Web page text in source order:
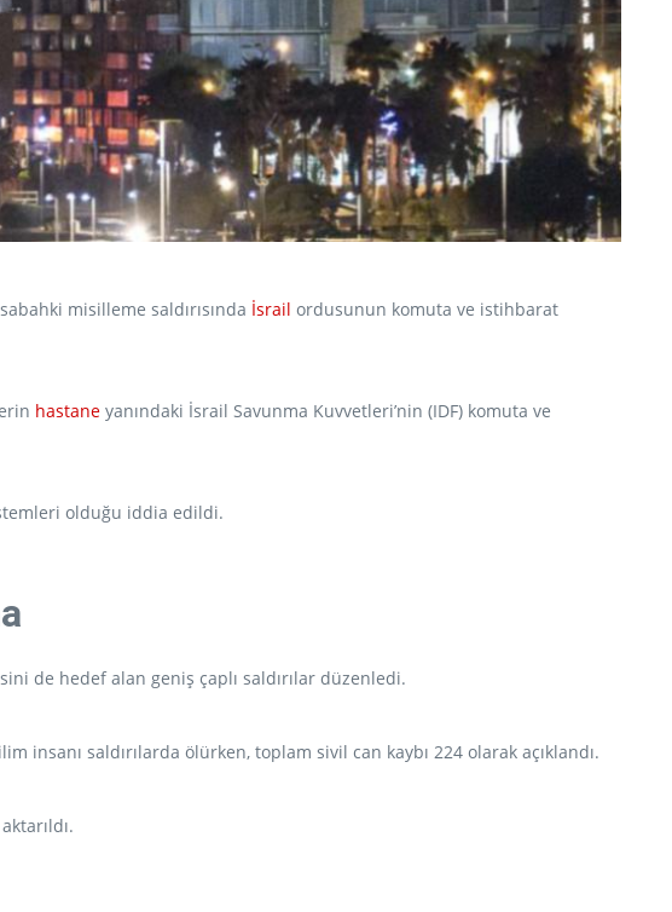
misilleme saldırısında İsrail ordusunun komuta ve istihbarat
hastane yanındaki İsrail Savunma Kuvvetleri’nin (IDF) komuta ve
olduğu iddia edildi.
de hedef alan geniş çaplı saldırılar düzenledi.
insanı saldırılarda ölürken, toplam sivil can kaybı 224 olarak açıklandı.